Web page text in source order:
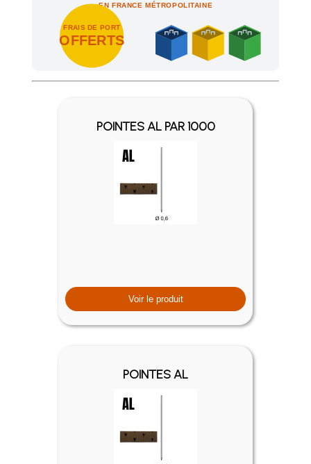
EN FRANCE MÉTROPOLITAINE
FRAIS DE PORT
OFFERTS
Achetez 4 sachets ou boîtes d'agrafes ou de pointes et
POINTES AL PAR 1000
Voir le produit
POINTES AL